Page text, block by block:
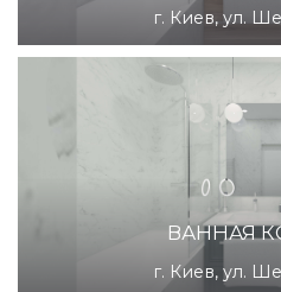
г. Киев, ул.
ВАННАЯ
г. Киев, ул.